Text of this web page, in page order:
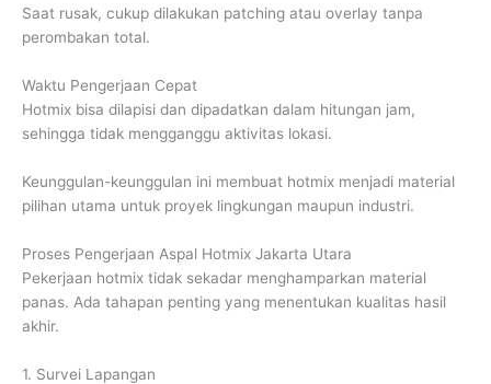
Saat rusak, cukup dilakukan patching atau overlay tanpa
perombakan total.
Waktu Pengerjaan Cepat
Hotmix bisa dilapisi dan dipadatkan dalam hitungan jam,
sehingga tidak mengganggu aktivitas lokasi.
Keunggulan-keunggulan ini membuat hotmix menjadi material
pilihan utama untuk proyek lingkungan maupun industri.
Proses Pengerjaan Aspal Hotmix Jakarta Utara
Pekerjaan hotmix tidak sekadar menghamparkan material
panas. Ada tahapan penting yang menentukan kualitas hasil
akhir.
1. Survei Lapangan